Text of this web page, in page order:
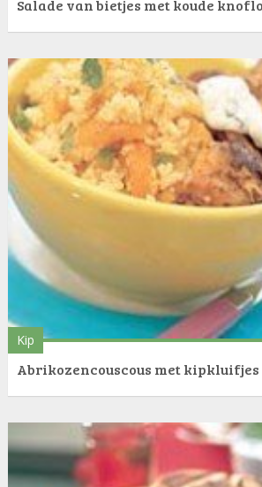
Salade van bietjes met koude
Kip
Abrikozencouscous met kipkluifjes